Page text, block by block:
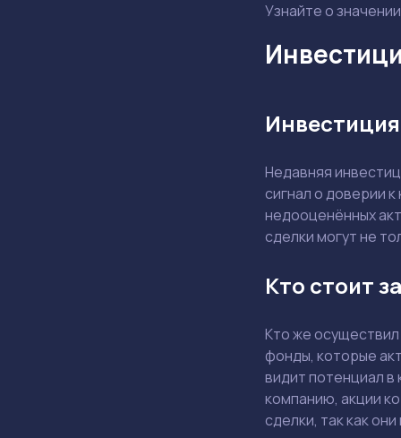
Узнайте о
Недавняя
сигнал о доверии
недооценённых
сделки могут не
Кто стоит
Кто же осуществил
фонды, которые
видит потенциал в
компанию, акции
сделки, так как